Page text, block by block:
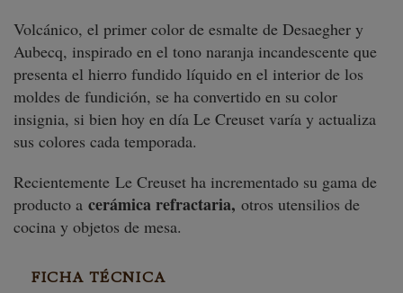
Volcánico, el primer color de esmalte de Desaegher y
Aubecq, inspirado en el tono naranja incandescente que
presenta el hierro fundido líquido en el interior de los
moldes de fundición, se ha convertido en su color
insignia, si bien hoy en día Le Creuset varía y actualiza
sus colores cada temporada.
Recientemente Le Creuset ha incrementado su gama de
producto a cerámica refractaria, otros utensilios de
cocina y objetos de mesa.
FICHA TÉCNICA